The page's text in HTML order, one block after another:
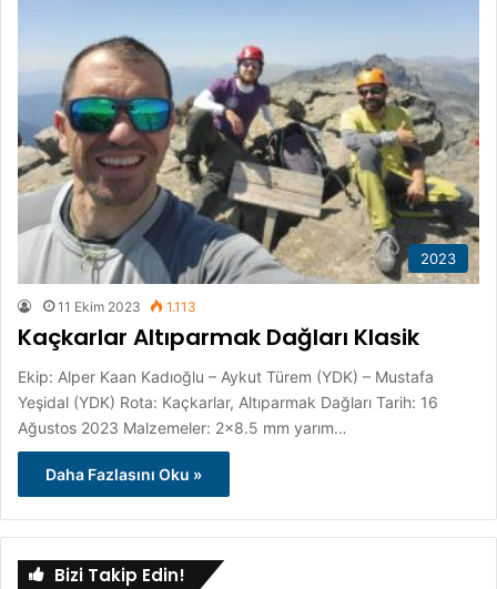
2023
11 Ekim 2023 1.113
Kaçkarlar Altıparmak Dağları Klasik
Ekip: Alper Kaan Kadıoğlu – Aykut Türem (YDK) – Mustafa
Yeşidal (YDK) Rota: Kaçkarlar, Altıparmak Dağları Tarih: 16
Ağustos 2023 Malzemeler: 2×8.5 mm yarım…
Daha Fazlasını Oku »
Bizi Takip Edin!